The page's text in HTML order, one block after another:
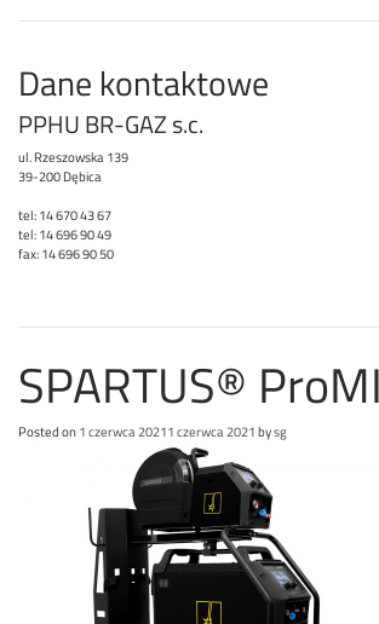
Dane kontaktowe
PPHU BR-GAZ s.c.
ul. Rzeszowska 139
39-200 Dębica
tel: 14 670 43 67
tel: 14 696 90 49
fax: 14 696 90 50
SPARTUS®
Posted on1 czerwca 20211 czerwca 2021bysg